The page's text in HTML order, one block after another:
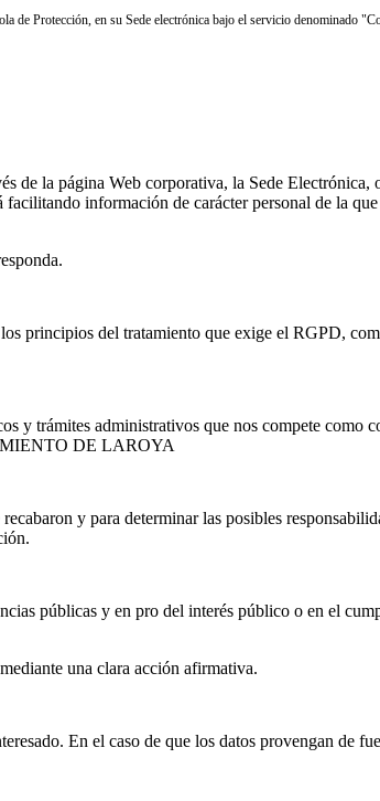
de Protección, en su Sede electrónica bajo el servicio denominado
la página Web corporativa, la Sede Electrónica,
información de carácter personal de la
principios del tratamiento que exige el RGPD,
trámites administrativos que nos compete como
DE LAROYA
y para determinar las posibles
públicas y en pro del interés público o en el
una clara acción afirmativa.
En el caso de que los datos provengan de